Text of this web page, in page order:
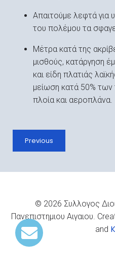
Απαιτούμε λεφτά για
του πολέμου τα
Μέτρα κατά της
μισθούς, κατάργηση
και είδη πλατιάς
μείωση κατά 50% των
πλοία και αεροπλάνα.
Previous
© 2026 Συλλογος
Πανεπιστημιου Αιγαιου.
and